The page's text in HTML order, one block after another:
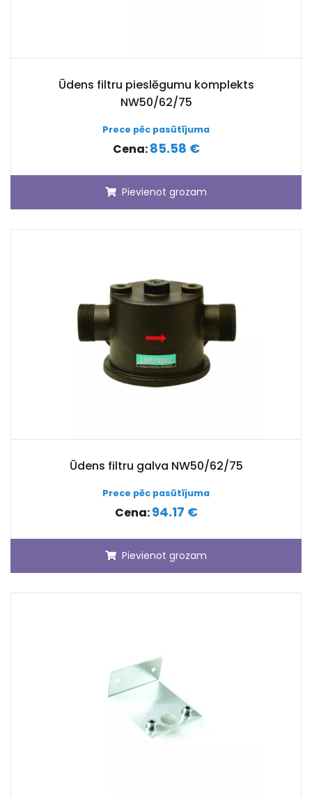
Ūdens filtru pieslēgumu komplekts
NW50/62/75
Prece pēc pasūtījuma
Cena:85.58 €
Pievienot grozam
Ūdens filtru galva NW50/62/75
Prece pēc pasūtījuma
Cena:94.17 €
Pievienot grozam